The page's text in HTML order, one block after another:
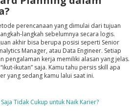
perencanaan yang dimulai dari tujuan
langkah sebelumnya secara logis.
akhir bisa berupa posisi seperti Senior
Manager, atau Data Engineer. Setiap
pengalaman kerja memiliki alasan yang jelas.
ikutan” saja. Kamu tahu persis skill apa
yang sedang kamu lalui saat ini.
Tidak Cukup untuk Naik Karier?